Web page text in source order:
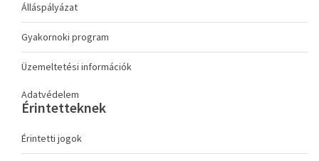
Álláspályázat
Gyakornoki program
Üzemeltetési információk
Adatvédelem
Érintetteknek
Érintetti jogok